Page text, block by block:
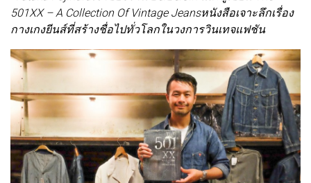
501XX – A Collection Of Vintage Jeansหนังสือเจาะลึกเรื่อง
กางเกงยีนส์ที่สร้างชื่อไปทั่วโลกในวงการวินเทจแฟชัน